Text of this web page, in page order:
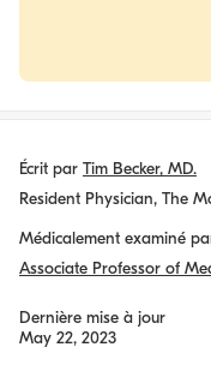
Écrit par Tim Becker, MD.
Resident Physician, The
Médicalement examiné
Associate Professor of
Dernière mise à jour
May 22, 2023